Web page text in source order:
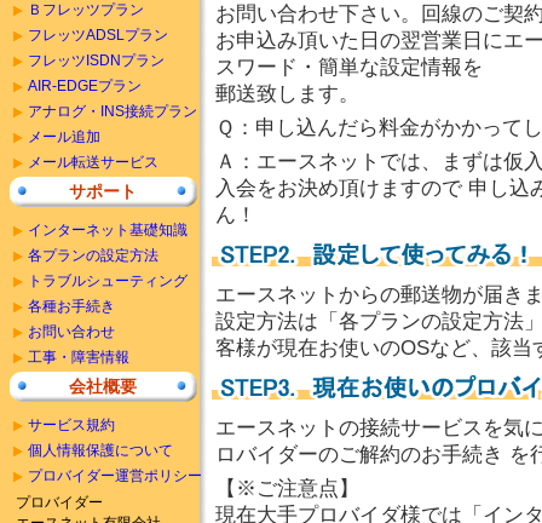
お問い合わせ下さい。回線のご契
お申込み頂いた日の翌営業日にエ
スワード・簡単な設定情報を
郵送致します。
Ｑ：申し込んだら料金がかかって
Ａ：エースネットでは、まずは仮
入会をお決め頂けますので 申し
ん！
エースネットからの郵送物が届き
設定方法は「各プランの設定方法
客様が現在お使いのOSなど、該
エースネットの接続サービスを気
ロバイダーのご解約のお手続き を
【※ご注意点】
現在大手プロバイダ様では「イン
Ｂフレッツプラン
フレッツADSLプラン
フレッツISDNプラン
AIR-EDGEプラン
アナログ・INS接続プラン
メール追加
メール転送サービス
サポート
インターネット基礎知識
各プランの設定方法
トラブルシューティング
各種お手続き
お問い合わせ
工事・障害情報
会社概要
サービス規約
個人情報保護について
プロバイダー運営ポリシー
プロバイダー